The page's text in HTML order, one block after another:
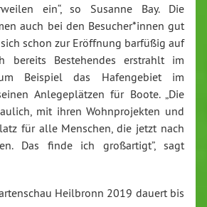
ein“, so Susanne Bay. Die
auch bei den Besucher*innen gut
schon zur Eröffnung barfüßig auf
bereits Bestehendes erstrahlt im
Beispiel das Hafengebiet im
Anlegeplätzen für Boote. „Die
mit ihren Wohnprojekten und
für alle Menschen, die jetzt nach
Das finde ich großartigt”, sagt
Heilbronn 2019 dauert bis